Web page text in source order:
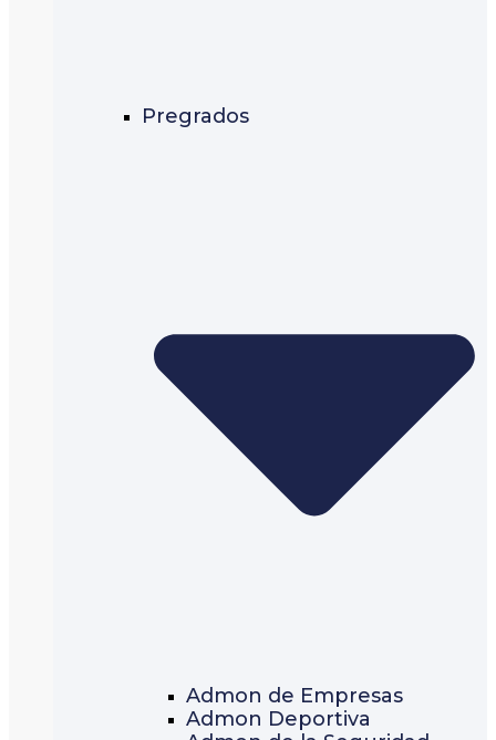
Pregrados
Admon de Empresas
Admon Deportiva